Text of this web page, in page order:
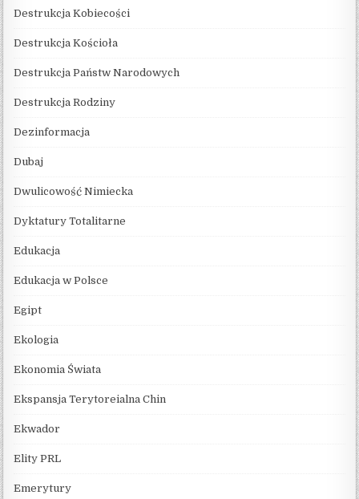
Destrukcja Kobiecości
Destrukcja Kościoła
Destrukcja Państw Narodowych
Destrukcja Rodziny
Dezinformacja
Dubaj
Dwulicowość Nimiecka
Dyktatury Totalitarne
Edukacja
Edukacja w Polsce
Egipt
Ekologia
Ekonomia Świata
Ekspansja Terytoreialna Chin
Ekwador
Elity PRL
Emerytury